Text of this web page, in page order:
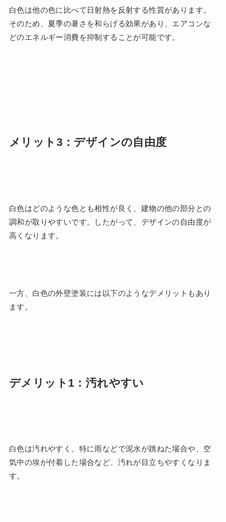
白色は他の色に比べて日射熱を反射する性質があります。
そのため、夏季の暑さを和らげる効果があり、エアコンな
どのエネルギー消費を抑制することが可能です。
メリット3：デザインの自由度
白色はどのような色とも相性が良く、建物の他の部分との
調和が取りやすいです。したがって、デザインの自由度が
高くなります。
一方、白色の外壁塗装には以下のようなデメリットもあり
ます。
デメリット1：汚れやすい
白色は汚れやすく、特に雨などで泥水が跳ねた場合や、空
気中の埃が付着した場合など、汚れが目立ちやすくなりま
す。